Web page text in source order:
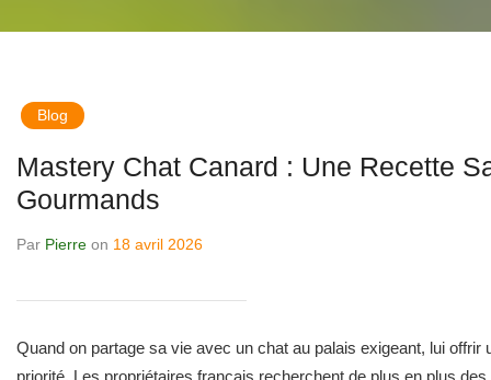
Blog
Mastery Chat Canard : Une Recette
Gourmands
Par Pierre on 18 avril 2026
Quand on partage sa vie avec un chat au palais exigeant, lui
priorité. Les propriétaires français recherchent de plus en plus